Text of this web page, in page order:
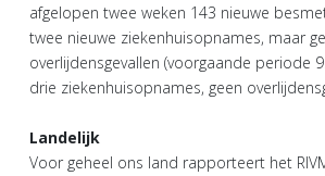
afgelopen twee weken 143 nieuwe
twee nieuwe ziekenhuisopnames, maar
overlijdensgevallen (voorgaande periode
drie ziekenhuisopnames, geen
Landelijk
Voor geheel ons land rapporteert het